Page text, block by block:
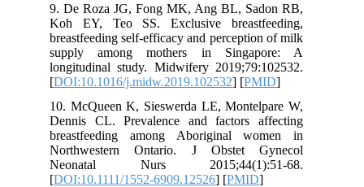
9. De Roza JG, Fong MK, Ang BL, Sadon RB,
Koh EY, Teo SS. Exclusive breastfeeding,
breastfeeding self-efficacy and perception of milk
supply among mothers in Singapore: A
longitudinal study. Midwifery 2019;79:102532.
[DOI:10.1016/j.midw.2019.102532] [PMID
10. McQueen K, Sieswerda LE, Montelpare W,
Dennis CL. Prevalence and factors affecting
breastfeeding among Aboriginal women in
Northwestern Ontario. J Obstet Gynecol
Neonatal Nurs 2015;44(1):51-68.
[DOI:10.1111/1552-6909.12526] [PMID